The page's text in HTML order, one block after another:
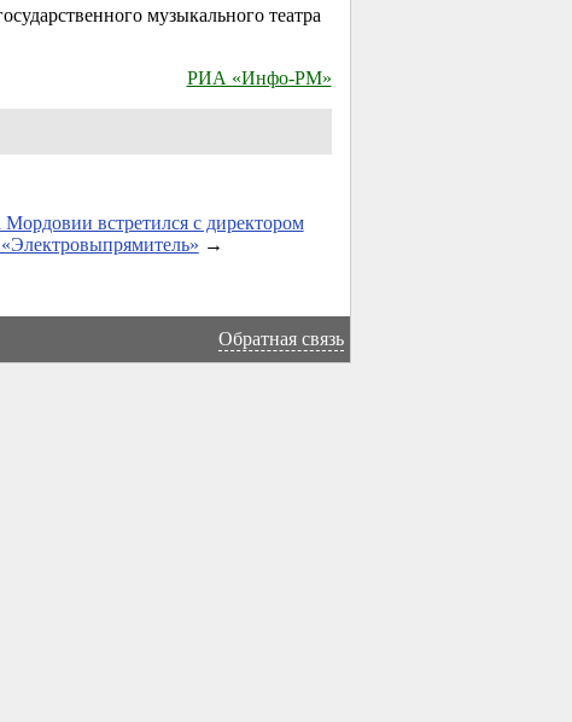
музыкального театра
РИА «Инфо-РМ»
Мордовии встретился с директором
→
Обратная связь